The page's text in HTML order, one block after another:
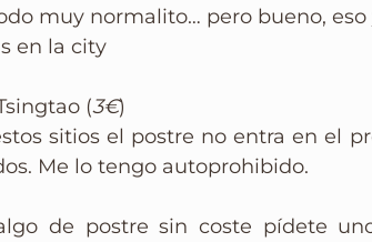
muy normalito… pero bueno, eso
en la city
(3€)
sitios el postre no entra en el
Me lo tengo autoprohibido.
de postre sin coste pídete